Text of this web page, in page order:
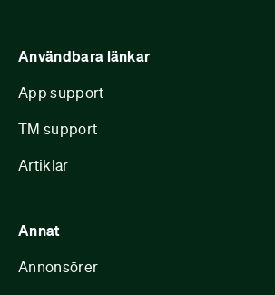
Användbara länkar
App support
TM support
Artiklar
Annat
Annonsörer